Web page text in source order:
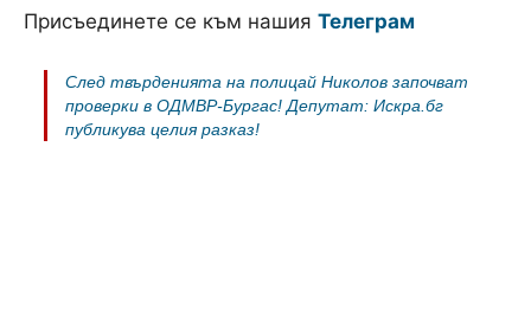
Присъединете се към нашия Телеграм
След твърденията на полицай Николов започват
проверки в ОДМВР-Бургас! Депутат: Искра.бг
публикува целия разказ!